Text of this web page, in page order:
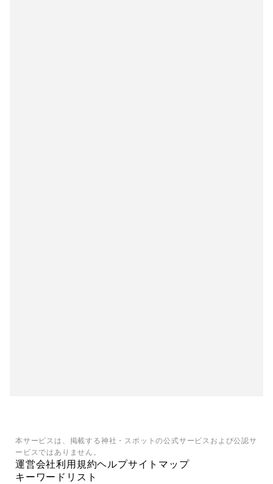
本サービスは、掲載する神社・スポットの公式サービスおよび公認サ
ービスではありません。
運営会社利用規約ヘルプサイトマップ
キーワードリスト